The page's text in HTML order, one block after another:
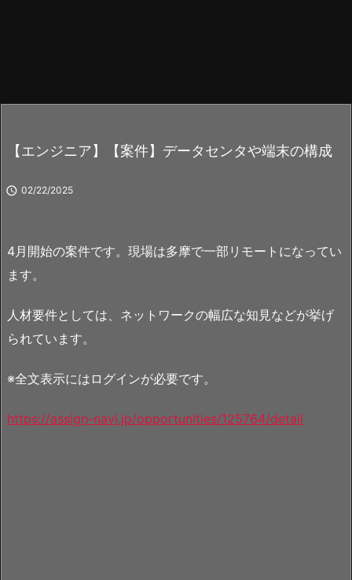
【エンジニア】【案件】データセンタや端末の構成
 02/22/2025
4月開始の案件です。現場は多摩で一部リモートになってい
ます。
人材要件としては、ネットワークの幅広な知見などが挙げ
られています。
※全文表示にはログインが必要です。
https://assign-navi.jp/opportunities/125764/detail